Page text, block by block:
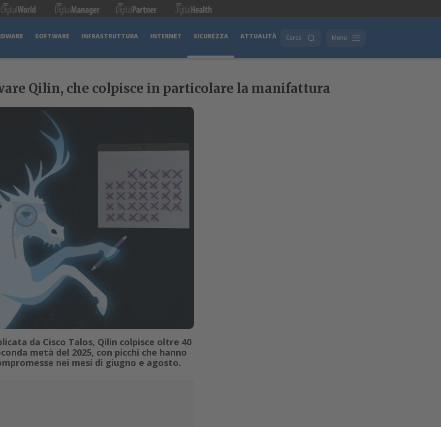
SOFTWARE INFRASTRUTTURA INTERNET SICUREZZA ATTUALITÀ Cerca Menu
Qilin, che colpisce in particolare la manifattura
da Cisco Talos, Qilin colpisce oltre 40
metà del 2025, con picchi che hanno
nei mesi di giugno e agosto.